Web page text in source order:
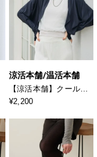
涼活本舗/温活本舗
【涼活本舗】クールボ
レロ
¥2,200